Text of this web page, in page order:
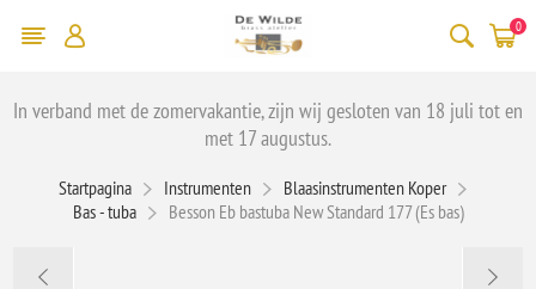
0
In verband met de zomervakantie, zijn wij gesloten van 18 juli tot en
met 17 augustus.
Startpagina Instrumenten
Blaasinstrumenten Koper
Bas - tuba
Besson Eb bastuba New Standard 177 (Es bas)